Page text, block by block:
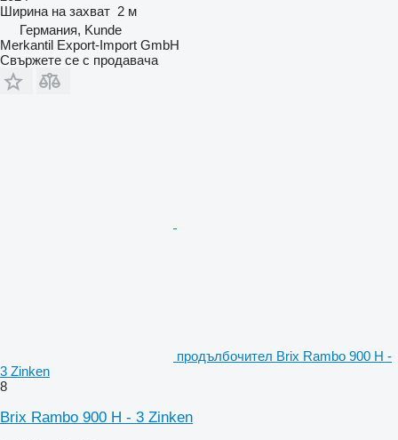
Ширина на захват 2 м
Германия, Kunde
Merkantil Export-Import GmbH
Свържете се с продавача
продълбочител Brix Rambo 900 H -
3 Zinken
8
Brix Rambo 900 H - 3 Zinken